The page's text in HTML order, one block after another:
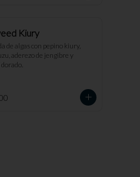
Kiury
de algas con pepino kiury,
aderezo de jengibre y